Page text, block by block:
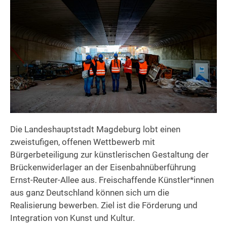
Die Landeshauptstadt Magdeburg lobt einen
zweistufigen, offenen Wettbewerb mit
Bürgerbeteiligung zur künstlerischen Gestaltung der
Brückenwiderlager an der Eisenbahnüberführung
Ernst-Reuter-Allee aus. Freischaffende Künstler*innen
aus ganz Deutschland können sich um die
Realisierung bewerben. Ziel ist die Förderung und
Integration von Kunst und Kultur.